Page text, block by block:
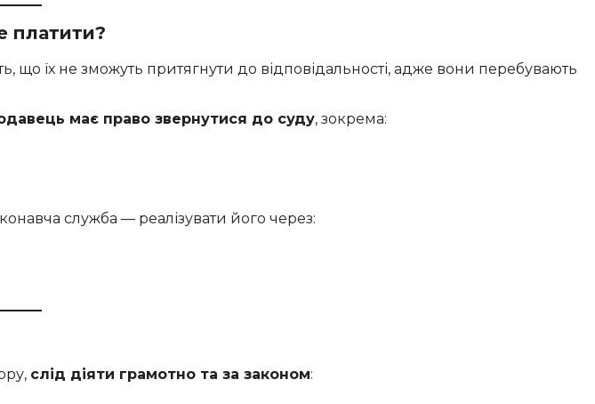
платити?
що їх не зможуть притягнути до відповідальності, адже вони перебувають
має право звернутися до суду, зокрема:
служба — реалізувати його через:
слід діяти грамотно та за законом: